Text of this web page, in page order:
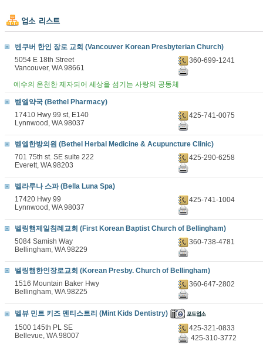
벤쿠버 한인 장로 교회 (Vancouver Korean Presbyterian Church)
5054 E 18th Street
Vancouver, WA 98661
360-699-1241
예수의 온천한 제자되어 세상을 섬기는 사랑의 공동체
벧엘약국 (Bethel Pharmacy)
17410 Hwy 99 st, E140
Lynnwood, WA 98037
425-741-0075
벧엘한방의원 (Bethel Herbal Medicine & Acupuncture Clinic)
701 75th st. SE suite 222
Everett, WA 98203
425-290-6258
벨라루나 스파 (Bella Luna Spa)
17420 Hwy 99
Lynnwood, WA 98037
425-741-1004
벨링햄제일침례교회 (First Korean Baptist Church of Bellingham)
5084 Samish Way
Bellingham, WA 98229
360-738-4781
벨링햄한인장로교회 (Korean Presby. Church of Bellingham)
1516 Mountain Baker Hwy
Bellingham, WA 98225
360-647-2802
벨뷰 민트 키즈 덴티스트리 (Mint Kids Dentistry)
1500 145th PL SE
Bellevue, WA 98007
425-321-0833
425-310-3772